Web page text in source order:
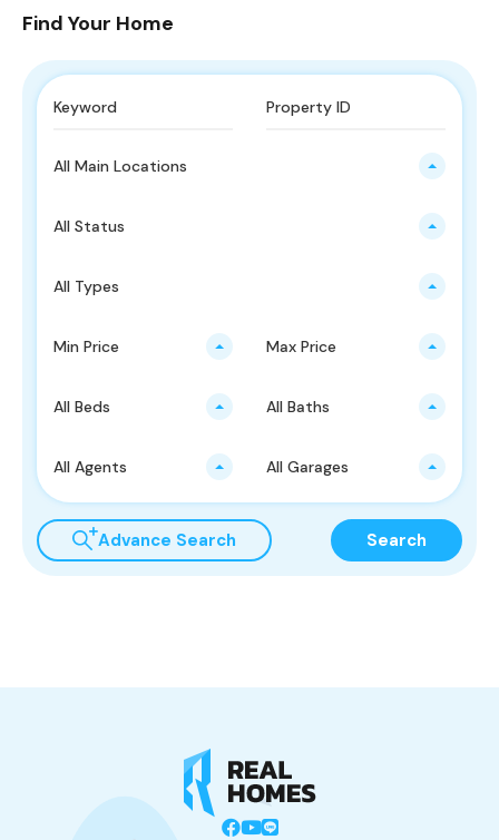
Find Your Home
All Main Locations
All Status
All Types
Min Price Max Price
All Beds All Baths
All Agents All Garages
Advance Search Search